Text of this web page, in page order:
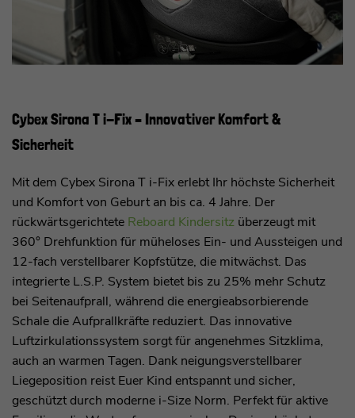
Cybex Sirona T i-Fix – Innovativer Komfort &
Sicherheit
Mit dem Cybex Sirona T i-Fix erlebt Ihr höchste Sicherheit
und Komfort von Geburt an bis ca. 4 Jahre. Der
rückwärtsgerichtete Reboard Kindersitz überzeugt mit
360° Drehfunktion für müheloses Ein- und Aussteigen und
12-fach verstellbarer Kopfstütze, die mitwächst. Das
integrierte L.S.P. System bietet bis zu 25% mehr Schutz
bei Seitenaufprall, während die energieabsorbierende
Schale die Aufprallkräfte reduziert. Das innovative
Luftzirkulationssystem sorgt für angenehmes Sitzklima,
auch an warmen Tagen. Dank neigungsverstellbarer
Liegeposition reist Euer Kind entspannt und sicher,
geschützt durch moderne i-Size Norm. Perfekt für aktive